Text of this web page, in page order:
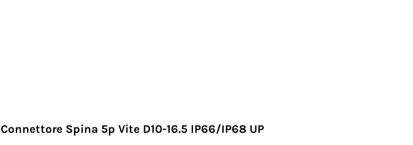
Connettore Spina 5p Vite D10-16.5 IP66/IP68 UP